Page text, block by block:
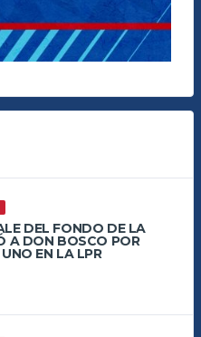
DEL FONDO DE LA
A DON BOSCO POR
EN LA LPR